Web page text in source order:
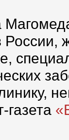
России,
газета